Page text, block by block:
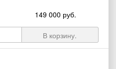
149 000 руб.
В корзину.